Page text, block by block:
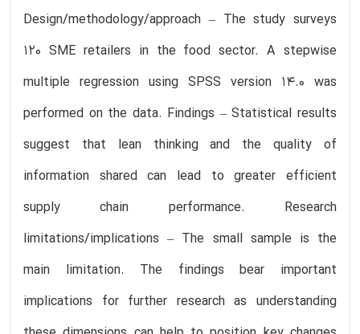
Design/methodology/approach – The study surveys
120 SME retailers in the food sector. A stepwise
multiple regression using SPSS version 14.0 was
performed on the data. Findings – Statistical results
suggest that lean thinking and the quality of
information shared can lead to greater efficient
supply chain performance. Research
limitations/implications – The small sample is the
main limitation. The findings bear important
implications for further research as understanding